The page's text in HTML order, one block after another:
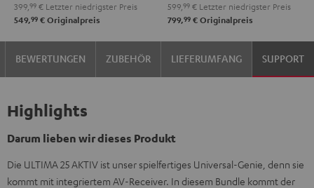
399, 99 € Letzter niedrigster Preis
549,99 € Originalpreis
250
USB
Night
Black
250
USB
Pure
White
599, 99 € Letzter niedrigster Preis
799,99 € Originalpreis
BEWERTUNGEN ZUBEHÖR LIEFERUMFANG SUPPORT
Highlights
Darum lieben wir dieses Produkt
Die ULTIMA 25 AKTIV ist unser spielfertiges Universal-Genie, denn sie
kommt mit integriertem AV-Receiver. In diesem Bundle kommt der